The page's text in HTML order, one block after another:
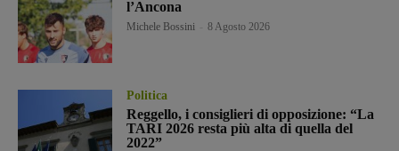
l’Ancona
Michele Bossini 8 Agosto 2026
Politica
Reggello, i consiglieri di opposizione: “La
TARI 2026 resta più alta di quella del
2022”